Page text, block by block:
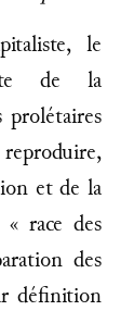
le
de la
prolétaires
et de la
race des
des
définition